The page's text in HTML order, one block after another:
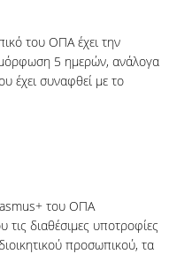
του ΟΠΑ έχει την
5 ημερών, ανάλογα
έχει συναφθεί με το
του ΟΠΑ
τις διαθέσιμες υποτροφίες
προσωπικού, τα